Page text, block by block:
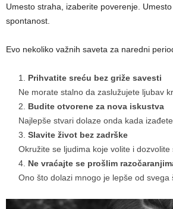
Umesto straha, izaberite poverenje.
spontanost.
Evo nekoliko važnih saveta za naredni
Prihvatite sreću bez griže savesti
Ne morate stalno da zaslužujete ljubav
Budite otvorene za nova iskustva
Najlepše stvari dolaze onda kada izađete
Slavite život bez zadrške
Okružite se ljudima koje volite i dozvolite
Ne vraćajte se prošlim
Ono što dolazi mnogo je lepše od svega